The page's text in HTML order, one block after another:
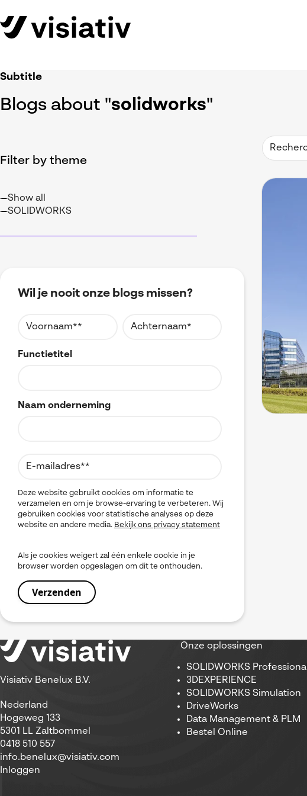
Subtitle
Blogs about "solidworks"
Filter by theme
Show all
SOLIDWORKS
Wil je nooit onze blogs missen?
Functietitel
Naam onderneming
Deze website gebruikt cookies om informatie te
verzamelen en om je browse-ervaring te verbeteren. Wij
gebruiken cookies voor statistische analyses op deze
website en andere media. Bekijk ons privacy statement
Als je cookies weigert zal één enkele cookie in je
browser worden opgeslagen om dit te onthouden.
Visiativ Benelux B.V.
Nederland
Hogeweg 133
5301 LL Zaltbommel
0418 510 557
info.benelux@visiativ.com
Inloggen
Onze oplossingen
SOLIDWORKS Professional
3DEXPERIENCE
SOLIDWORKS Simulation
DriveWorks
Data Management & PLM
Bestel Online